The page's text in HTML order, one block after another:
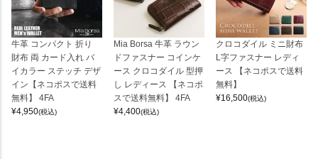
牛革 コンパクト 折り
財布 両 カード入れ バ
イカラー ステッチ デザ
イン【ネコポスで送料
無料】 4FA
¥4,950(税込)
Mia Borsa 牛革 ラウン
ドファスナー コインケ
ース クロコダイル 型押
し レディース 【ネコポ
スで送料無料】 4FA
¥4,400(税込)
クロコダイル ミニ財布
L字ファスナー レディ
ース 【ネコポスで送料
無料】
¥16,500(税込)